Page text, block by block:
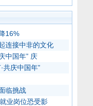
16%
连接中非的文化
中国年” 庆
共庆中国年”
临挑战
业岗位恐受影